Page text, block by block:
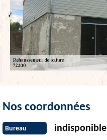
Nos coordonnées
Bureau indisponible